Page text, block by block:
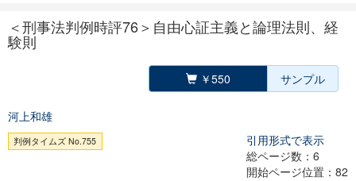
＜刑事法判例時評76＞自由心証主義と論理法則、経
験則
￥550 サンプル
河上和雄
判例タイムズ No.755
引用形式で表示
総ページ数：6
開始ページ位置：82